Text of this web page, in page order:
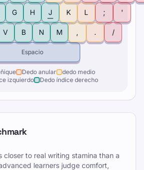
G H J K L ; '
V B N M , . /
Espacio
Dedo anular
dedo medio
izquierdo
Dedo índice derecho
closer to real writing stamina than a
learners judge comfort,